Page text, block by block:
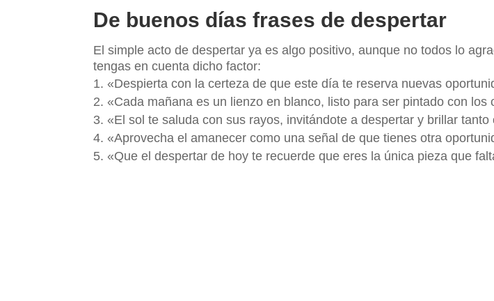
De buenos días frases de despertar
El simple acto de despertar ya es algo positivo, aunque no todos lo
tengas en cuenta dicho factor:
«Despierta con la certeza de que este día te reserva nuevas
«Cada mañana es un lienzo en blanco, listo para ser pintado con los
«El sol te saluda con sus rayos, invitándote a despertar y brillar
«Aprovecha el amanecer como una señal de que tienes otra
«Que el despertar de hoy te recuerde que eres la única pieza que